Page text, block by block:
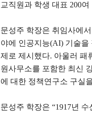
교직원과 학생 대표 200여
문성주 학장은 취임사에
야에 인공지능(AI) 기술을
제로 제시했다. 아울러 패
원사무소를 포함한 최신
에 대한 정책연구소 구실
문성주 학장은 “1917년 수